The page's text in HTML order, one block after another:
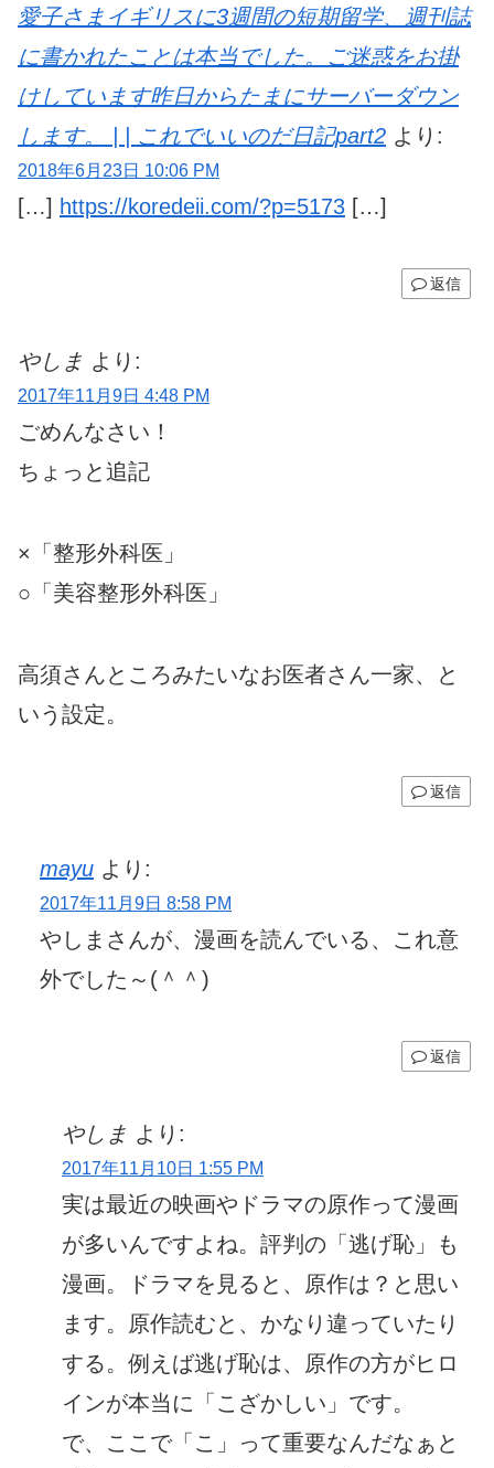
愛子さまイギリスに3週間の短期留学、週刊誌
に書かれたことは本当でした。ご迷惑をお掛
けしています昨日からたまにサーバーダウン
します。 | | これでいいのだ日記part2 より:
2018年6月23日 10:06 PM
[…] https://koredeii.com/?p=5173 […]
返信
やしま より:
2017年11月9日 4:48 PM
ごめんなさい！
ちょっと追記
×「整形外科医」
○「美容整形外科医」
高須さんところみたいなお医者さん一家、と
いう設定。
返信
mayu より:
2017年11月9日 8:58 PM
やしまさんが、漫画を読んでいる、これ意
外でした～(＾＾)
返信
やしま より:
2017年11月10日 1:55 PM
実は最近の映画やドラマの原作って漫画
が多いんですよね。評判の「逃げ恥」も
漫画。ドラマを見ると、原作は？と思い
ます。原作読むと、かなり違っていたり
する。例えば逃げ恥は、原作の方がヒロ
インが本当に「こざかしい」です。
で、ここで「こ」って重要なんだなぁと